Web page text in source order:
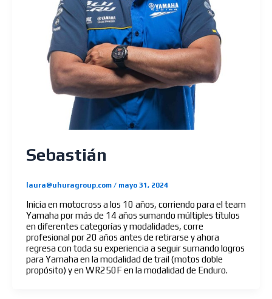
Sebastián
laura@uhuragroup.com / mayo 31, 2024
Inicia en motocross a los 10 años, corriendo para el team
Yamaha por más de 14 años sumando múltiples títulos
en diferentes categorías y modalidades, corre
profesional por 20 años antes de retirarse y ahora
regresa con toda su experiencia a seguir sumando logros
para Yamaha en la modalidad de trail (motos doble
propósito) y en WR250F en la modalidad de Enduro.